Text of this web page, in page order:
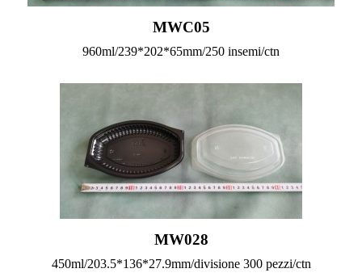
MWC05
960ml/239*202*65mm/250 insemi/ctn
MW028
450ml/203.5*136*27.9mm/divisione 300 pezzi/ctn